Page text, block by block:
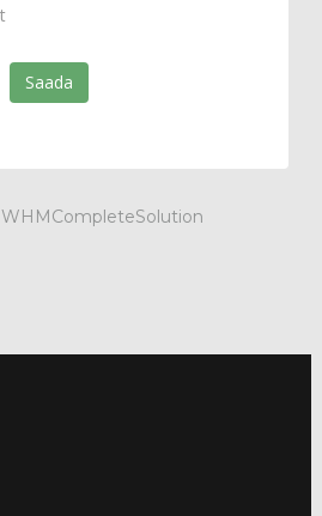
Saada
WHMCompleteSolution